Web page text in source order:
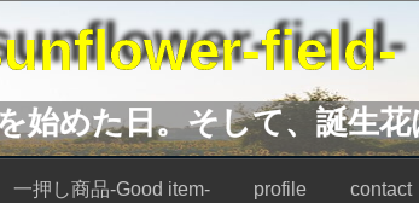
field-
始めた日。そして、誕生花
一押し商品-Good item- profile contact